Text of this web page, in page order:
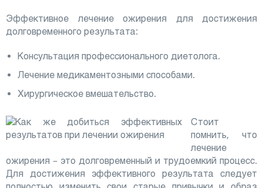
Эффективное лечение ожирения для достижения
долговременного результата:
Консультация профессионального диетолога.
Лечение медикаментозными способами.
Хирургическое вмешательство.
Стоит
помнить, что
лечение
ожирения – это долговременный и трудоемкий процесс.
Для достижения эффективного результата следует